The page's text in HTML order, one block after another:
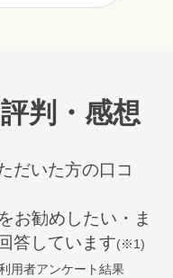
判・感想
だいた方の口コ
お勧めしたい・ま
答しています(※1)
用者アンケート結果